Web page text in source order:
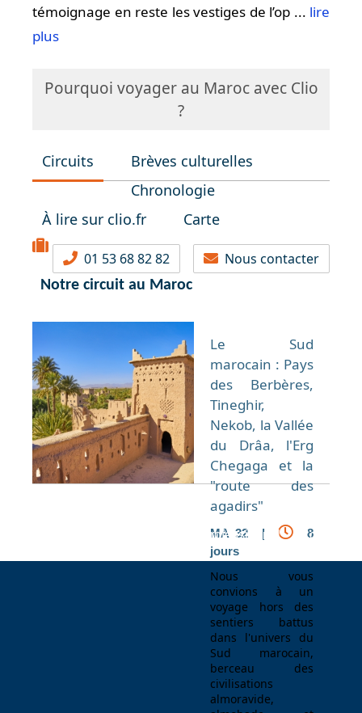
témoignage en reste les vestiges de l’op ... lire
plus
Pourquoi voyager au Maroc avec Clio
?
Circuits
Brèves culturelles
Chronologie
À lire sur clio.fr
Carte
01 53 68 82 82 Nous contacter
Notre circuit au Maroc
Le Sud
marocain : Pays
des Berbères,
Tineghir,
Nekob, la Vallée
du Drâa, l'Erg
Chegaga et la
"route des
agadirs"
MA 32 |
8
jours
Nous vous
convions à un
voyage hors des
sentiers battus
dans l'univers du
Sud marocain,
berceau des
civilisations
almoravide,
Espace professionnel Contact